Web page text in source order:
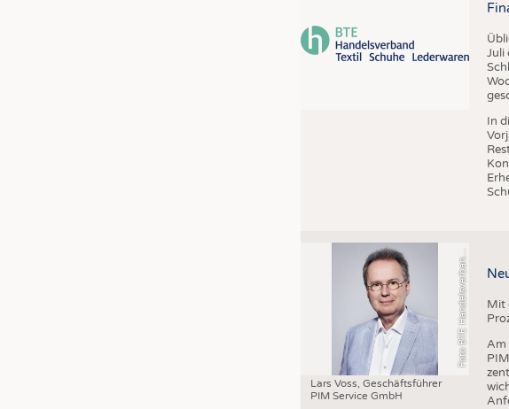
Juli
In
o
t
o
B
T
E
H
a
n
d
e
l
s
v
e
r
b
a
n
d
T
e
x
t
i
l
S
c
h
u
h
e
L
e
d
e
r
w
a
r
e
Lars Voss, Geschäftsführer
PIM Service GmbH
Mit
Am